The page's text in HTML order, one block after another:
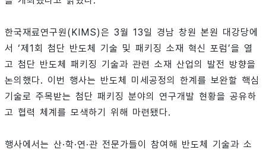
한국재료연구원(KIMS)은 3월 13일 경남 창원 본원 대강당에
서 ‘제1회 첨단 반도체 기술 및 패키징 소재 혁신 포럼’을 열
고 첨단 반도체 패키징 기술과 관련 소재 산업의 발전 방향을
논의했다. 이번 행사는 반도체 미세공정의 한계를 보완할 핵심
기술로 주목받는 첨단 패키징 분야의 연구개발 현황을 공유하
고 협력 체계를 모색하기 위해 마련됐다.
행사에서는 산·학·연·관 전문가들이 참여해 반도체 기술과 소